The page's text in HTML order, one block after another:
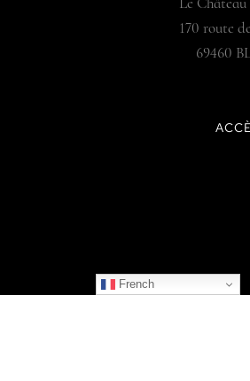
170 route
69460
French